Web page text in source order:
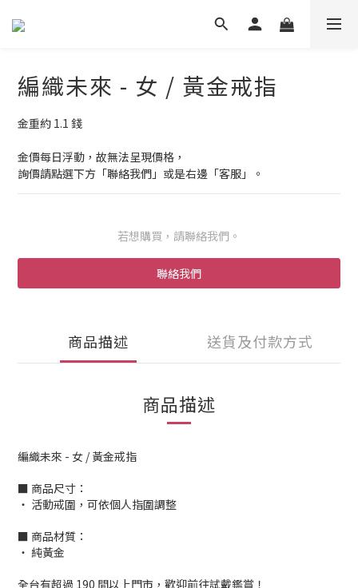
編織未來 - 女 / 黃金戒指
金重約 1.1 錢
金價每日浮動，故無法呈現價格，
詢價請點選下方「聯絡我們」或是右邊「客服」。
若想購買，請聯絡我們。
聯絡我們
商品描述 送貨及付款方式
商品描述
編織未來 - 女 / 黃金戒指
■ 商品尺寸：
‧ 活動戒圍，可依個人指圍調整
■ 商品材質：
‧ 純黃金
全台有超過 190 間以上門市，歡迎前往試戴鑑賞！